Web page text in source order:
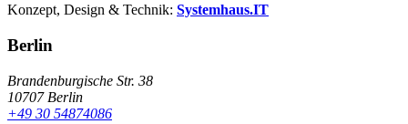
Konzept, Design & Technik: Systemhaus.IT
Berlin
Brandenburgische Str. 38
10707 Berlin
+49 30 54874086